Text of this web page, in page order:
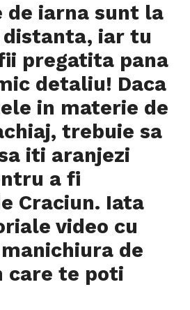
de iarna sunt la
iar tu
pregatita pana
detaliu! Daca
in materie de
trebuie sa
iti aranjezi
a fi
Craciun. Iata
video cu
de
care te poti